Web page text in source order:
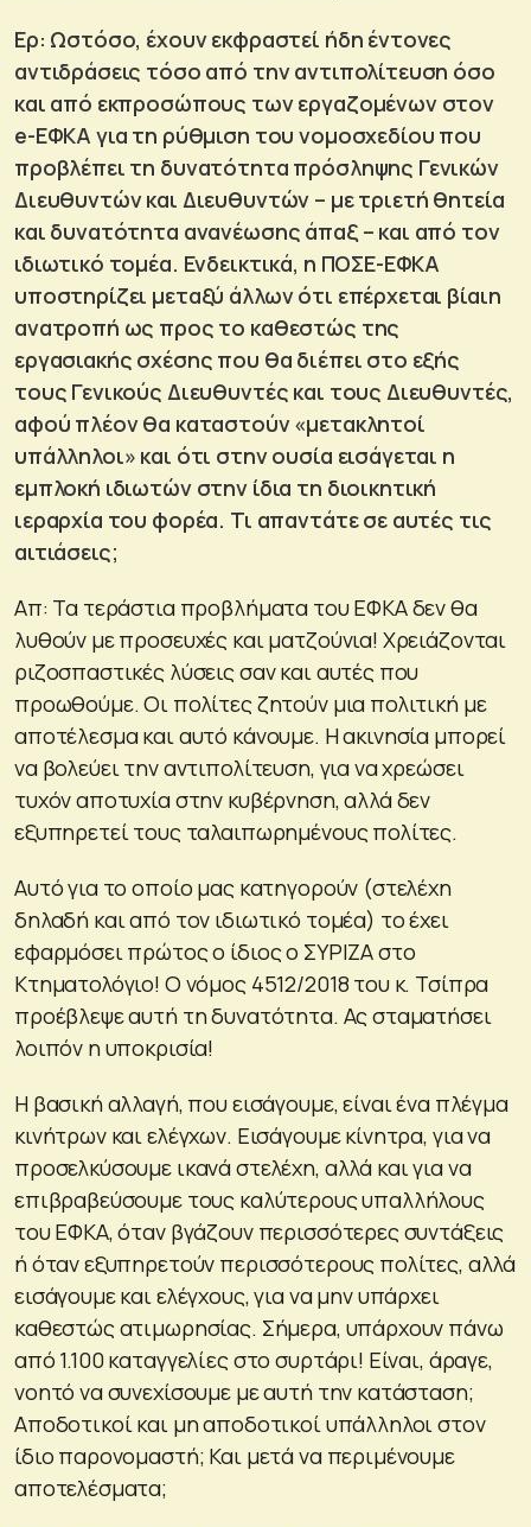
Ερ: Ωστόσο, έχουν εκφραστεί ήδη έντονες
αντιδράσεις τόσο από την αντιπολίτευση όσο
και από εκπροσώπους των εργαζομένων στον
e-ΕΦΚΑ για τη ρύθμιση του νομοσχεδίου που
προβλέπει τη δυνατότητα πρόσληψης Γενικών
Διευθυντών και Διευθυντών – με τριετή θητεία
και δυνατότητα ανανέωσης άπαξ – και από τον
ιδιωτικό τομέα. Ενδεικτικά, η ΠΟΣΕ-ΕΦΚΑ
υποστηρίζει μεταξύ άλλων ότι επέρχεται βίαιη
ανατροπή ως προς το καθεστώς της
εργασιακής σχέσης που θα διέπει στο εξής
τους Γενικούς Διευθυντές και τους Διευθυντές,
αφού πλέον θα καταστούν «μετακλητοί
υπάλληλοι» και ότι στην ουσία εισάγεται η
εμπλοκή ιδιωτών στην ίδια τη διοικητική
ιεραρχία του φορέα. Τι απαντάτε σε αυτές τις
αιτιάσεις;
Απ: Τα τεράστια προβλήματα του ΕΦΚΑ δεν θα
λυθούν με προσευχές και ματζούνια! Χρειάζονται
ριζοσπαστικές λύσεις σαν και αυτές που
προωθούμε. Οι πολίτες ζητούν μια πολιτική με
αποτέλεσμα και αυτό κάνουμε. Η ακινησία μπορεί
να βολεύει την αντιπολίτευση, για να χρεώσει
τυχόν αποτυχία στην κυβέρνηση, αλλά δεν
εξυπηρετεί τους ταλαιπωρημένους πολίτες.
Αυτό για το οποίο μας κατηγορούν (στελέχη
δηλαδή και από τον ιδιωτικό τομέα) το έχει
εφαρμόσει πρώτος ο ίδιος ο ΣΥΡΙΖΑ στο
Κτηματολόγιο! Ο νόμος 4512/2018 του κ. Τσίπρα
προέβλεψε αυτή τη δυνατότητα. Ας σταματήσει
λοιπόν η υποκρισία!
Η βασική αλλαγή, που εισάγουμε, είναι ένα πλέγμα
κινήτρων και ελέγχων. Εισάγουμε κίνητρα, για να
προσελκύσουμε ικανά στελέχη, αλλά και για να
επιβραβεύσουμε τους καλύτερους υπαλλήλους
του ΕΦΚΑ, όταν βγάζουν περισσότερες συντάξεις
ή όταν εξυπηρετούν περισσότερους πολίτες, αλλά
εισάγουμε και ελέγχους, για να μην υπάρχει
καθεστώς ατιμωρησίας. Σήμερα, υπάρχουν πάνω
από 1.100 καταγγελίες στο συρτάρι! Είναι, άραγε,
νοητό να συνεχίσουμε με αυτή την κατάσταση;
Αποδοτικοί και μη αποδοτικοί υπάλληλοι στον
ίδιο παρονομαστή; Και μετά να περιμένουμε
αποτελέσματα;